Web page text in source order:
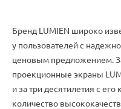
Бренд LUMIEN широко
у пользователей с
ценовым предложением.
проекционные экраны
и за три десятилетия с
количество